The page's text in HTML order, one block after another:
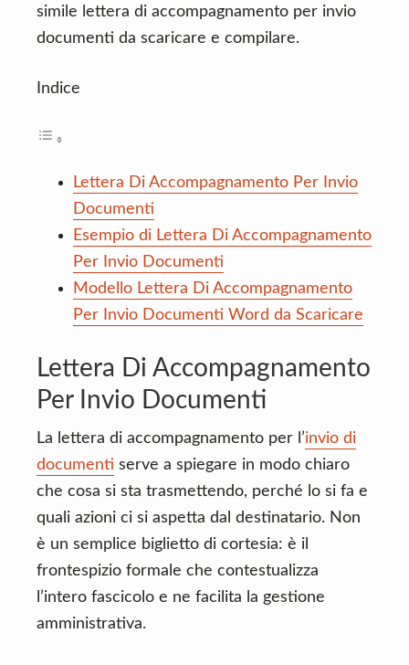
simile lettera di accompagnamento per invio
documenti da scaricare e compilare.
Indice
Lettera Di Accompagnamento Per Invio
Documenti
Esempio di Lettera Di Accompagnamento
Per Invio Documenti
Modello Lettera Di Accompagnamento
Per Invio Documenti Word da Scaricare
Lettera Di Accompagnamento
Per Invio Documenti
La lettera di accompagnamento per l’invio di
documenti serve a spiegare in modo chiaro
che cosa si sta trasmettendo, perché lo si fa e
quali azioni ci si aspetta dal destinatario. Non
è un semplice biglietto di cortesia: è il
frontespizio formale che contestualizza
l’intero fascicolo e ne facilita la gestione
amministrativa.